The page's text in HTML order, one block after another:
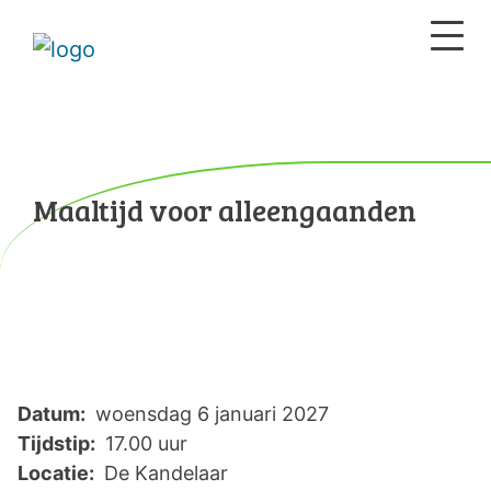
Maaltijd voor alleengaanden
Datum: woensdag 6 januari 2027
Tijdstip: 17.00 uur
Locatie: De Kandelaar